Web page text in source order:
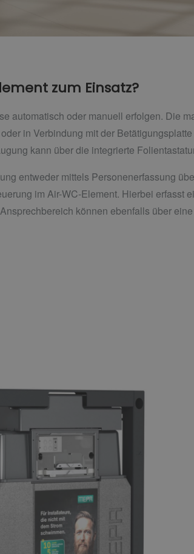
zum Einsatz?
automatisch oder manuell erfolgen. Die
in Verbindung mit der
kann über die integrierte
entweder mittels Personenerfassung
im Air-WC-Element. Hierbei erfasst
können ebenfalls über